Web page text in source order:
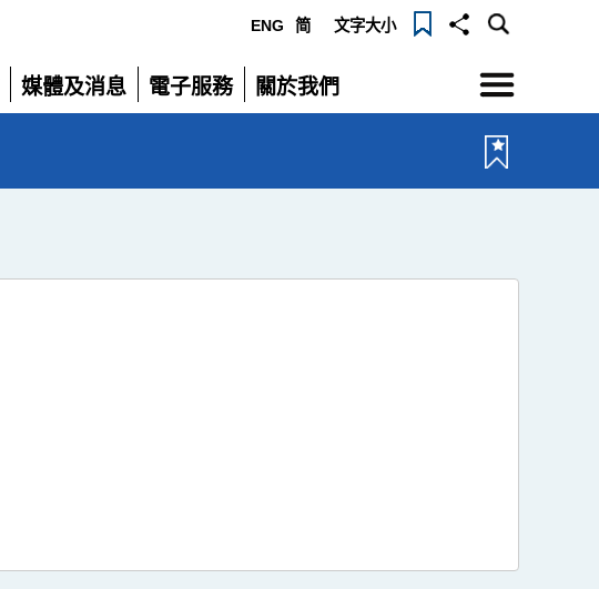
ENG 简 文字大小
媒體及消息
展
電子服務
展
關於我們
展
選
單